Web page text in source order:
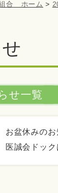
合 ホーム >
せ一覧
お盆休みのお
医誠会ドッ